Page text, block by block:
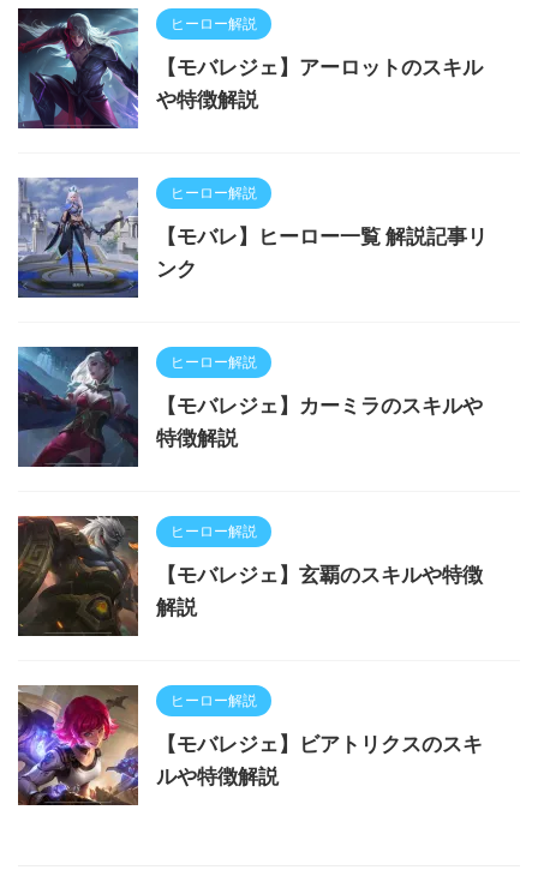
ヒーロー解説
【モバレジェ】アーロットのスキル
や特徴解説
ヒーロー解説
【モバレ】ヒーロー一覧 解説記事リ
ンク
ヒーロー解説
【モバレジェ】カーミラのスキルや
特徴解説
ヒーロー解説
【モバレジェ】玄覇のスキルや特徴
解説
ヒーロー解説
【モバレジェ】ビアトリクスのスキ
ルや特徴解説